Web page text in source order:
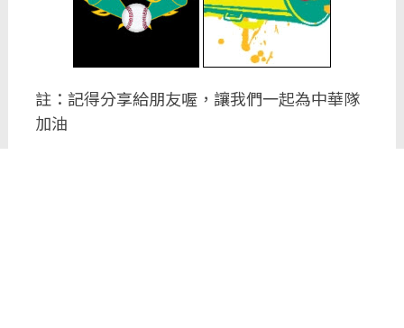
註：記得分享給朋友喔，讓我們一起為中華隊
加油